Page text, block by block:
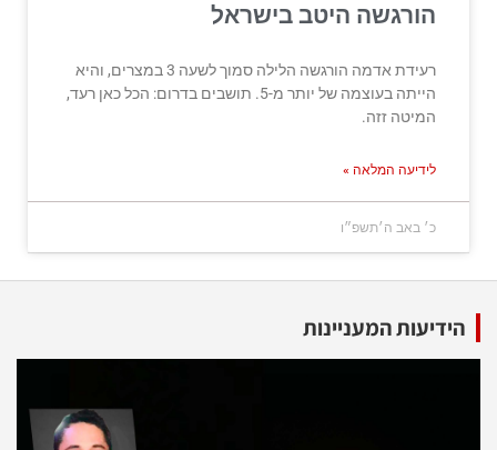
הורגשה היטב בישראל
רעידת אדמה הורגשה הלילה סמוך לשעה 3 במצרים, והיא
הייתה בעוצמה של יותר מ-5. תושבים בדרום: הכל כאן רעד,
המיטה זזה.
לידיעה המלאה »
כ׳ באב ה׳תשפ״ו
הידיעות המעניינות